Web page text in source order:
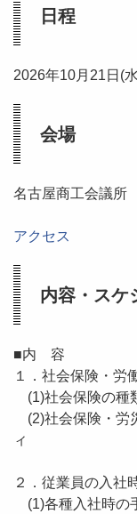
日程
2026年10月21日(
会場
名古屋商工会議
アクセス
内容・スケ
■内 容
１．社会保険・労
(1)社会保険の種
(2)社会保険・労
ィ
２．従業員の入社
(1)各種入社時の